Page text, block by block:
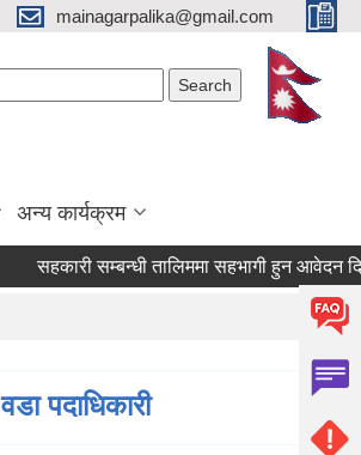
mainagarpalika@gmail.com
अन्य कार्यक्रम
सहकारी सम्बन्धी तालिममा सहभागी हुन आवेदन दिने
वडा पदाधिकारी